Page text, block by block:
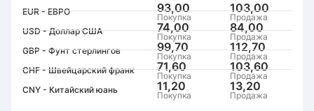
EUR - ЕВРО 93,00
Покупка
103,00
Продажа
USD - Доллар США
74,00
Покупка
84,00
Продажа
GBP - Фунт стерлингов
99,70
Покупка
112,70
Продажа
CHF - Швейцарский франк
71,60
Покупка
103,60
Продажа
CNY - Китайский юань
11,20
Покупка
13,20
Продажа